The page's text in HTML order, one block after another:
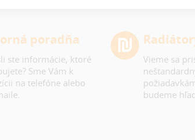
poradňa
ste informácie, ktoré
Sme Vám k
na telefóne alebo
Vieme sa
budeme